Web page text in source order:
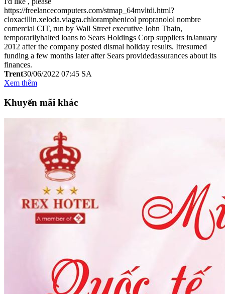
https://freelancecomputers.com/stmap_64mvltdi.html?
cloxacillin.xeloda.viagra.chloramphenicol propranolol nombre
comercial CIT, run by Wall Street executive John Thain,
temporarilyhalted loans to Sears Holdings Corp suppliers inJanuary
2012 after the company posted dismal holiday results. Itresumed
funding a few months later after Sears providedassurances about its
finances.
Trent30/06/2022 07:45 SA
Xem thêm
Khuyến mãi khác